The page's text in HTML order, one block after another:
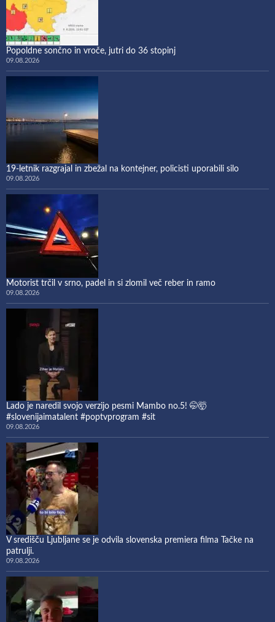
Popoldne sončno in vroče, jutri do 36 stopinj
09.08.2026
19-letnik razgrajal in zbežal na kontejner, policisti uporabili silo
09.08.2026
Motorist trčil v srno, padel in si zlomil več reber in ramo
09.08.2026
Lado je naredil svojo verzijo pesmi Mambo no.5! 🤭🤯
#slovenijaimatalent #poptvprogram #sit
09.08.2026
V središču Ljubljane se je odvila slovenska premiera filma Tačke na
patrulji.
09.08.2026